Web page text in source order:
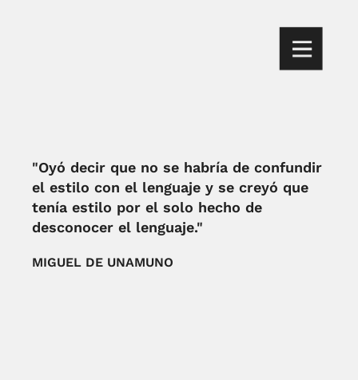
"Oyó decir que no se habría de confundir
el estilo con el lenguaje y se creyó que
tenía estilo por el solo hecho de
desconocer el lenguaje."
MIGUEL DE UNAMUNO